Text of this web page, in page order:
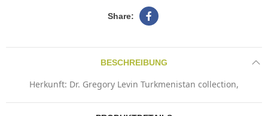
BESCHREIBUNG
Herkunft: Dr. Gregory Levin Turkmenistan collection,